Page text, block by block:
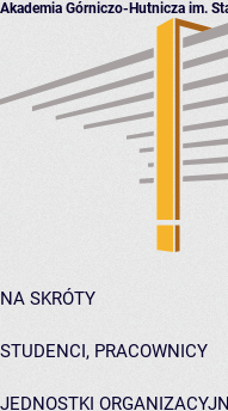
Akademia Górniczo-Hutnicza im.
NA SKRÓTY
STUDENCI, PRACOWNICY
JEDNOSTKI